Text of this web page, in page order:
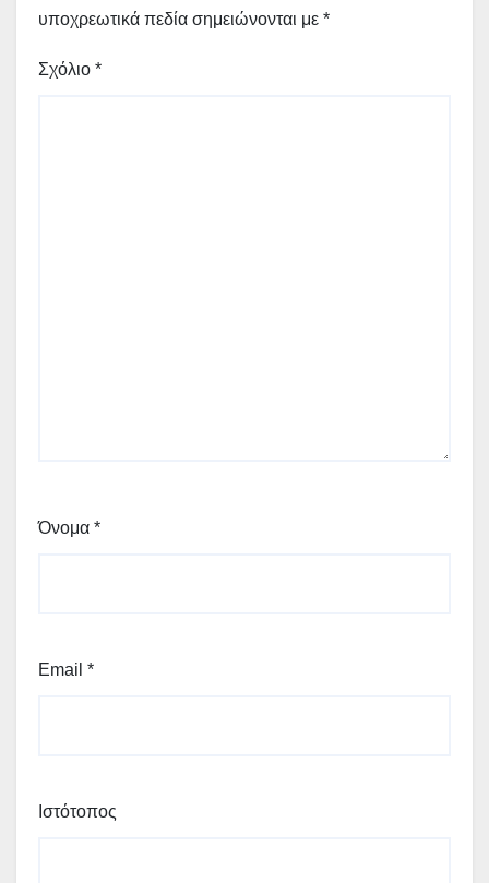
υποχρεωτικά πεδία σημειώνονται με *
Σχόλιο *
Όνομα *
Email *
Ιστότοπος